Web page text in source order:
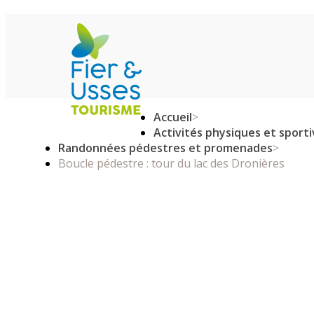
Accueil>
Activités physiques et
Randonnées pédestres et promenades>
Boucle pédestre : tour du lac des Dronières